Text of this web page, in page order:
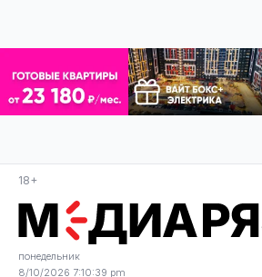
18+
понедельник
8/10/2026 7:10:39 pm